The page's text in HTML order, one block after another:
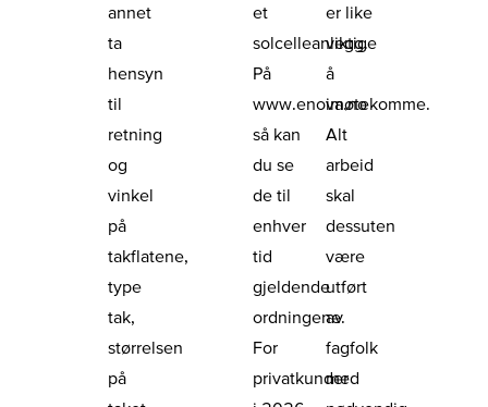
annet
ta
hensyn
til
retning
og
vinkel
på
takflatene,
type
tak,
størrelsen
på
et
solcelleanlegg.
På
www.enova.no
så kan
du se
de til
enhver
tid
gjeldende
ordningene.
For
privatkunder
er like
viktige
å
imøtekomme.
Alt
arbeid
skal
dessuten
være
utført
av
fagfolk
med